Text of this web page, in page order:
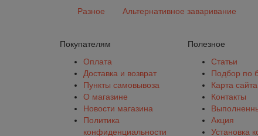
Разное Альтернативное заваривание
Покупателям
Оплата
Доставка и возврат
Пункты самовывоза
О магазине
Новости магазина
Политика
конфиденциальности
Полезное
Статьи
Подбор по
Карта сайта
Контакты
Акция
Установка